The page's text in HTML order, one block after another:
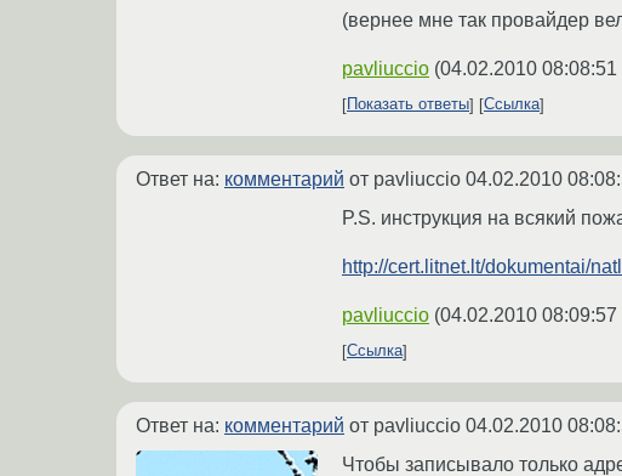
(вернее мне так провайдер
pavliuccio (04.02.2010 08:08:51
Показать ответы
Ссылка
Ответ на: комментарий от pavliuccio 04.02.2010
P.S. инструкция на всякий
http://cert.litnet.lt/dokumentai/
pavliuccio (04.02.2010 08:09:57
Ссылка
Ответ на: комментарий от pavliuccio 04.02.2010
Чтобы записывало только